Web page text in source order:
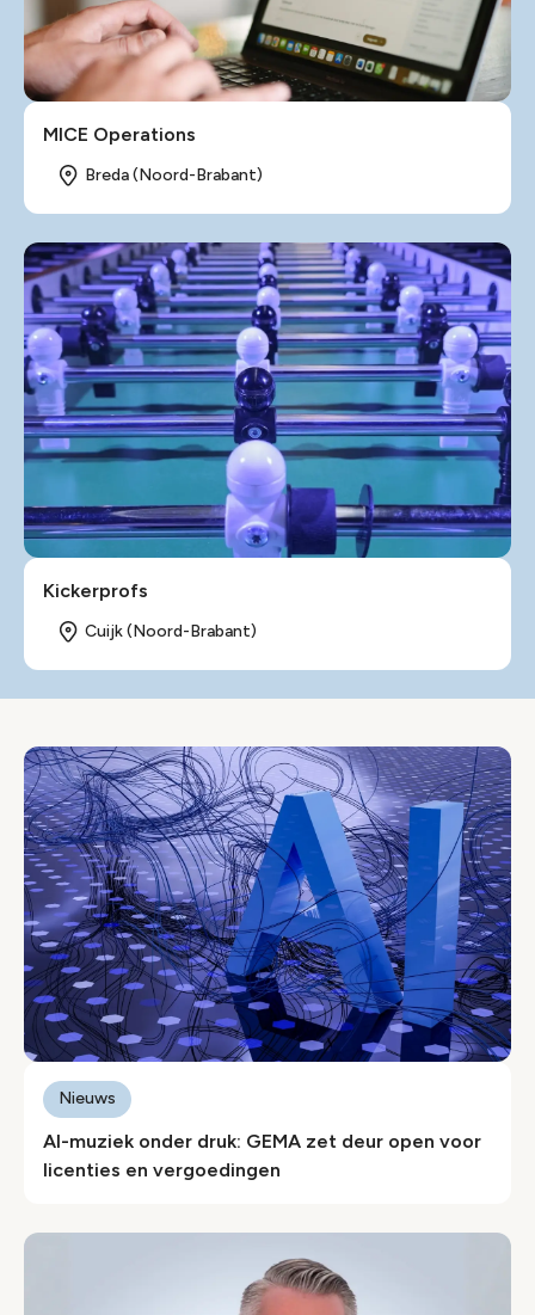
Kickerprofs
Cuijk (Noord-Brabant)
MICE Operations
Breda (Noord-Brabant)
AI-muziek onder druk: GEMA zet deur open voor
licenties en vergoedingen
Nieuws